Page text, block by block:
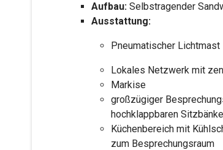
Aufbau: Selbstragender
Ausstattung:
Pneumatischer Lichtmast
Lokales Netzwerk mit
Markise
großzügiger
hochklappbaren
Küchenbereich mit
zum Besprechungsraum